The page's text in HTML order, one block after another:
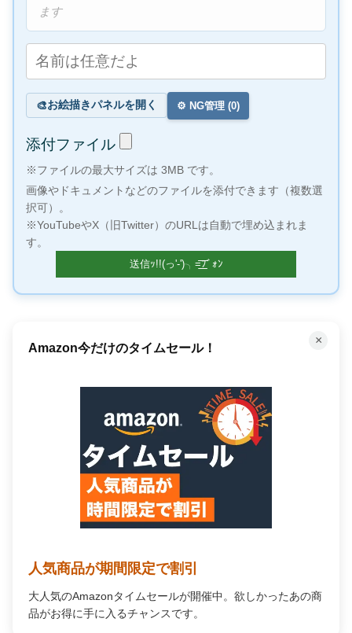
ます
🎨お絵描きパネルを開く ⚙️ NG管理 (0)
添付ファイル
※ファイルの最大サイズは 3MB です。
画像やドキュメントなどのファイルを添付できます（複数選
択可）。
※YouTubeやX（旧Twitter）のURLは自動で埋め込まれま
す。
×
Amazon今だけのタイムセール！
人気商品が期間限定で割引
大人気のAmazonタイムセールが開催中。欲しかったあの商
品がお得に手に入るチャンスです。